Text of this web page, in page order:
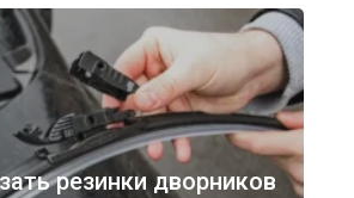
резинки дворников